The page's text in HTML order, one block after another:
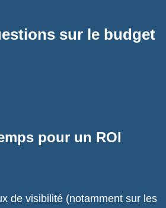
sur le budget
pour un ROI
de visibilité (notamment sur les